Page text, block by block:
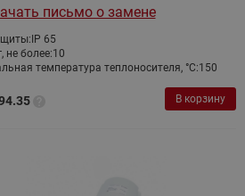
письмо о замене
IP 65
не более:10
температура теплоносителя, °C:150
В корзину